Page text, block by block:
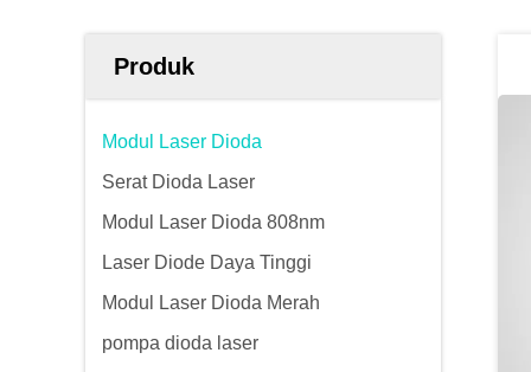
Produk
Modul Laser Dioda
Serat Dioda Laser
Modul Laser Dioda 808nm
Laser Diode Daya Tinggi
Modul Laser Dioda Merah
pompa dioda laser